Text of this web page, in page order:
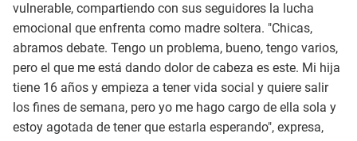
vulnerable, compartiendo con sus seguidores la lucha
emocional que enfrenta como madre soltera. "Chicas,
abramos debate. Tengo un problema, bueno, tengo varios,
pero el que me está dando dolor de cabeza es este. Mi hija
tiene 16 años y empieza a tener vida social y quiere salir
los fines de semana, pero yo me hago cargo de ella sola y
estoy agotada de tener que estarla esperando", expresa,